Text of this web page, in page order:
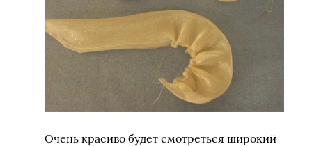
Очень красиво будет смотреться широкий